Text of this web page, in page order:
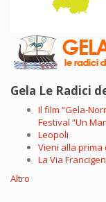
Gela Le Radici
Il film “Gela-
Festival “Un
Leopoli
Vieni alla prima
La Via
Altro